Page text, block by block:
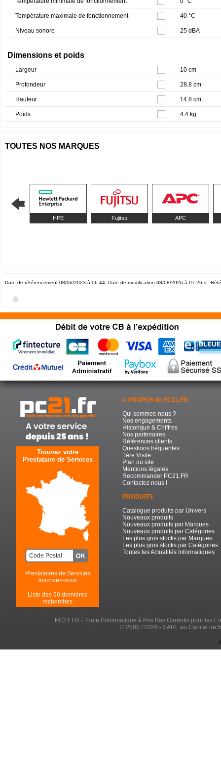
Température maximale de fonctionnement 40 °C
Niveau sonore 25 dBA
Dimensions et poids
Largeur 10 cm
Profondeur 28.8 cm
Hauteur 14.8 cm
Poids 4.4 kg
TOUTES NOS MARQUES
HPE Fujitsu APC
Date de référencement 08/06/2023 à 06:44 Date de modification 08/08/2026 à 07:26 s
Trouvez votre
Prestataire de Services
Prestataires de Services
inscrivez-vous
Liste des 50 dernières
recherches
A PROPOS de PC21.FR
Qui sommes-nous ?
Nos engagements
Historique & Chiffres
Nos partenaires
Références clients
Questions fréquentes
1ère Visite
Plan du site
Mentions légales
Recommander PC21.FR
Contactez nous !
PRODUITS
Catalogue produits par Univers
Nouveaux produits
Nouveaux produits par Marques
Nouveaux produits par Catégories
Les plus gros stocks par Marques
Les plus gros stocks par Catégories
Toutes les Actualités Informatiques
PC21.FR - Toute l'Informatique à Prix Bas Garantis pour les
© 2000 / 2026 - SARL au Capital de